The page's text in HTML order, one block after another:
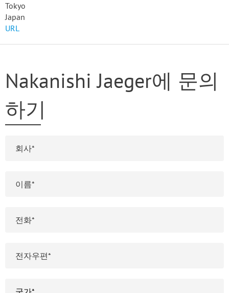
Tokyo
Japan
URL
Nakanishi Jaeger에 문의
하기